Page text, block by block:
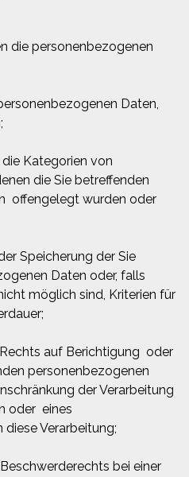
personenbezogenen
Daten,
Kategorien von
die Sie betreffenden
offengelegt wurden oder
Speicherung der Sie
Daten oder, falls
möglich sind, Kriterien für
auf Berichtigung oder
personenbezogenen
der Verarbeitung
oder eines
Verarbeitung;
bei einer